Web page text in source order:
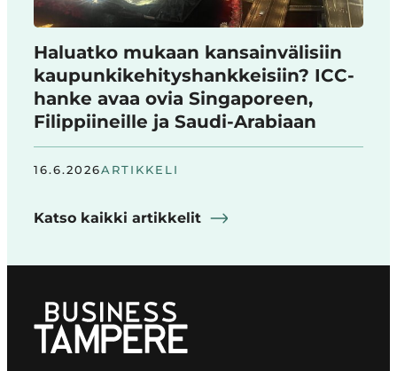
Haluatko mukaan kansainvälisiin
kaupunkikehityshankkeisiin? ICC-
hanke avaa ovia Singaporeen,
Filippiineille ja Saudi-Arabiaan
16.6.2026ARTIKKELI
Katso kaikki artikkelit